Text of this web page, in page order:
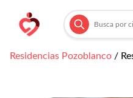
Residencias Pozoblanco /